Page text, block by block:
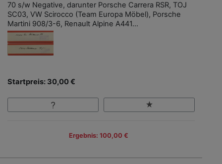
70 s/w Negative, darunter Porsche Carrera RSR, TOJ
SC03, VW Scirocco (Team Europa Möbel), Porsche
Martini 908/3-6, Renault Alpine A441...
Startpreis: 30,00 €
Ergebnis: 100,00 €